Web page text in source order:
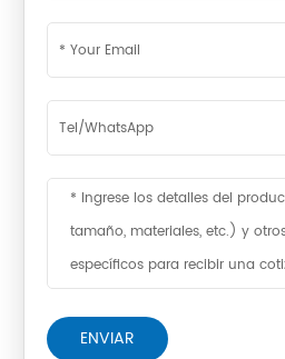
ENVIAR